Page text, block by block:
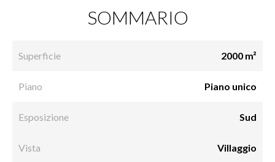
SOMMARIO
Superficie 2000 m²
Piano Piano unico
Esposizione Sud
Vista Villaggio